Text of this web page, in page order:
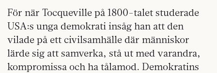
För när Tocqueville på 1800-talet studerade
USA:s unga demokrati insåg han att den
vilade på ett civilsamhälle där människor
lärde sig att samverka, stå ut med varandra,
kompromissa och ha tålamod. Demokratins